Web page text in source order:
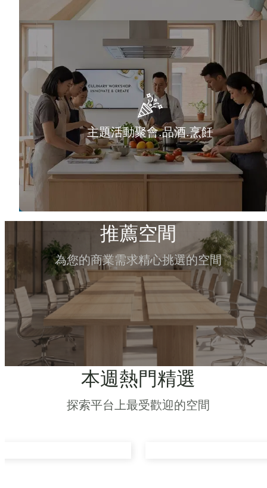
主題活動聚會.品酒.烹飪
推薦空間
為您的商業需求精心挑選的空間
本週熱門精選
探索平台上最受歡迎的空間